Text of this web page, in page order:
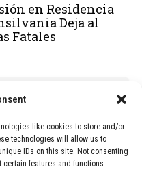
like cookies to store and/or
technologies will allow us to
IDs on this site. Not consenting
features and functions.
en Residencia
Deja al
Fatales